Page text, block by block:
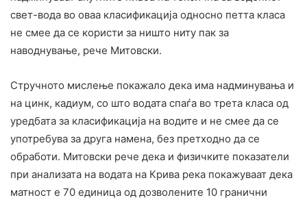
свет-вода во оваа класификација односно петта класа
не смее да се користи за ништо ниту пак за
наводнување, рече Митовски.
Стручното мислење покажало дека има надминувања и
на цинк, кадиум, со што водата спаѓа во трета класа од
уредбата за класификација на водите и не смее да се
употребува за друга намена, без претходно да се
обработи. Митовски рече дека и физичките показатели
при анализата на водата на Крива река покажуваат дека
матност е 70 единица од дозволените 10 гранични